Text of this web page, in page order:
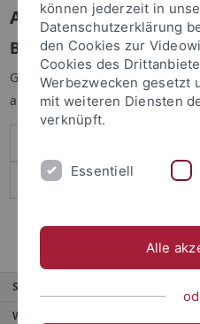
Anmelden
Benutzeranmeldung
Geben Sie Ihren
anzumelden:
Service
Weitere Angebote
können jederzeit in
Datenschutzerklärung
den Cookies zur
Cookies des
Werbezwecken gesetzt
mit weiteren Diensten
verknüpft.
Essentiell
Alle